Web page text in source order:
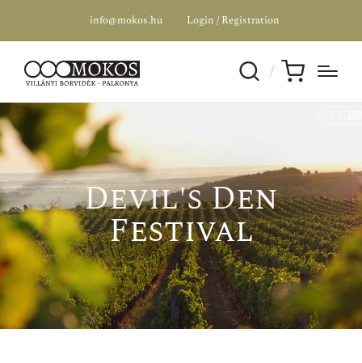
info@mokos.hu Login / Registration
Devil's Den
Festival